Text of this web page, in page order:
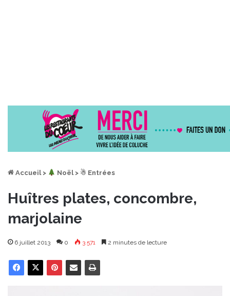
Accueil > ︎ Noël > ☃ Entrées
Huîtres plates, concombre,
marjolaine
6 juillet 2013 0 3 571 2 minutes de lecture